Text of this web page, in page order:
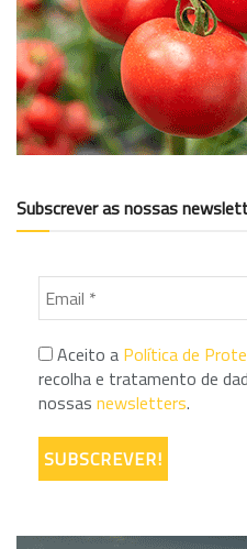
Subscrever as nossas
Aceito a Política de
recolha e tratamento de
nossas newsletters.